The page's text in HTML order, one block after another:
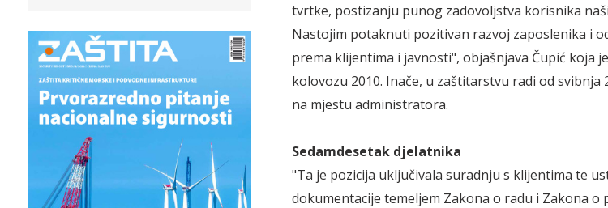
tvrtke, postizanju punog zadovoljstva korisnika
Nastojim potaknuti pozitivan razvoj zaposlenika i
prema klijentima i javnosti", objašnjava Čupić koja
kolovozu 2010. Inače, u zaštitarstvu radi od svibnja
na mjestu administratora.
Sedamdesetak djelatnika
"Ta je pozicija uključivala suradnju s klijentima te
dokumentacije temeljem Zakona o radu i Zakona o